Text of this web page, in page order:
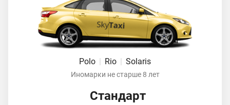
Polo | Rio | Solaris
Иномарки не старше 8 лет
Стандарт